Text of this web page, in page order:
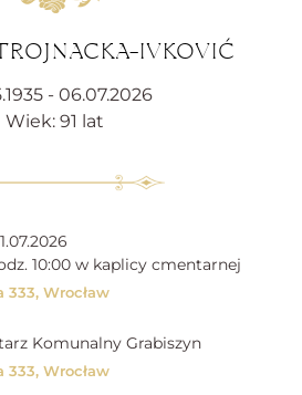
IVKOVIĆ
- 06.07.2026
Wiek: 91 lat
10:00 w kaplicy cmentarnej
333, Wrocław
Komunalny Grabiszyn
333, Wrocław